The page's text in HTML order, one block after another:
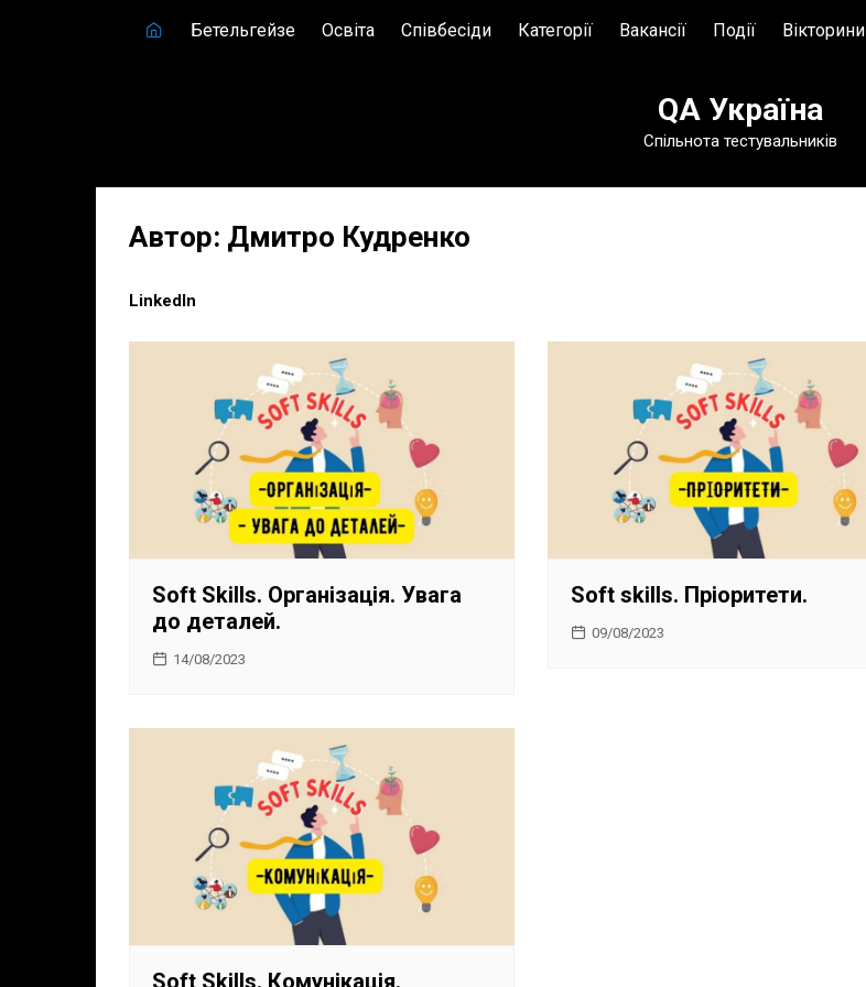
Бетельгейзе Освіта Співбесіди Категорії Вакансії Події Вікторини
QA Україна
Спільнота тестувальників
Автор: Дмитро Кудренко
LinkedIn
Soft Skills. Організація. Увага
до деталей.
14/08/2023
Soft skills. Пріоритети.
09/08/2023
Soft Skills. Комунікація.